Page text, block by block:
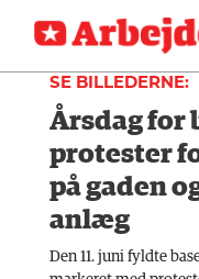
SEKTIONER
ARBEJDEREN
MENER
FAGLIGT
INDLAND
ABONNER
LOG IND
SE BILLEDERNE:
Årsdag for
protester
på gaden
anlæg
Den 11. juni fyldte